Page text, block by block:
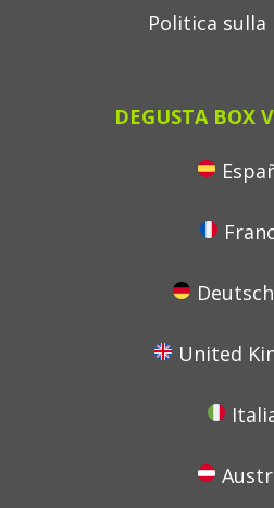
Politica sulla
DEGUSTA BOX
United